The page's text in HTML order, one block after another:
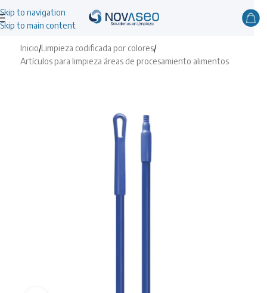
Skip to navigation
Skip to main content
Inicio/Limpieza codificada por colores/
Artículos para limpieza áreas de procesamiento alimentos